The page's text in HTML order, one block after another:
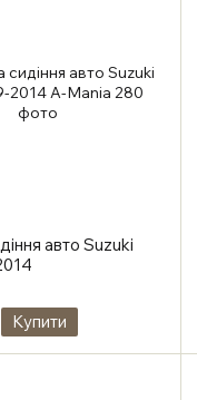
авто Suzuki
Купити